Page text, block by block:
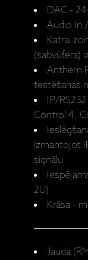
DAC -
Audio In
Katrai
(sabvūfera)
Anthem
testēšanas
IP/
Control 4,
izmantojot
signālu
2U)
Krāsa -
Jauda